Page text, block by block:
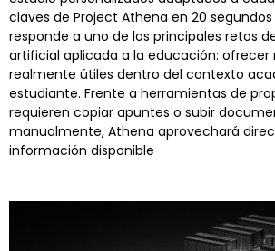
claves de Project Athena en 20
responde a uno de los principales retos
artificial aplicada a la educación: ofrecer
realmente útiles dentro del contexto
estudiante. Frente a herramientas de
requieren copiar apuntes o subir
manualmente, Athena aprovechará
información disponible